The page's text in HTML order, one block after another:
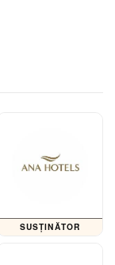
SUSȚINĂTOR